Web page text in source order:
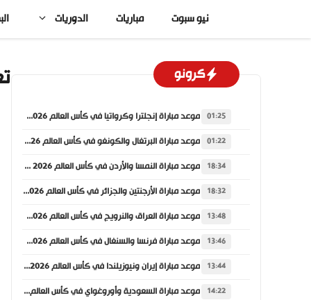
المحتوى
نيو سبوت مباريات الدوريات
كرونو
01:25 موعد مباراة إنجلترا وكرواتيا في كأس العالم 2026 والقنوات الناقلة
01:22 موعد مباراة البرتغال والكونغو في كأس العالم 2026 والقنوات الناقلة
18:34 موعد مباراة النمسا والأردن في كأس العالم 2026 والقنوات الناقلة
18:32 موعد مباراة الأرجنتين والجزائر في كأس العالم 2026 والقنوات الناقلة
13:48 موعد مباراة العراق والنرويج في كأس العالم 2026 والقنوات الناقلة
13:46 موعد مباراة فرنسا والسنغال في كأس العالم 2026 والقنوات الناقلة
13:44 موعد مباراة إيران ونيوزيلندا في كأس العالم 2026 والقنوات الناقلة
14:22 موعد مباراة السعودية وأوروغواي في كأس العالم 2026 والقنوات الناقلة